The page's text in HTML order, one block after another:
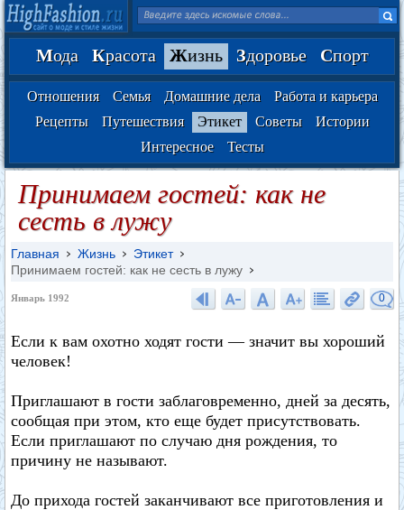
Мода Красота Жизнь Здоровье Спорт
Отношения Семья Домашние дела
Работа и карьера
Рецепты
Путешествия Этикет Советы
Истории
Интересное
Тесты
Принимаем гостей: как не
сесть в лужу
Главная Жизнь
Этикет
Принимаем гостей: как не сесть в лужу
Январь 1992 0
Если к вам охотно ходят гости — значит вы хороший
человек!
Приглашают в гости заблаговременно, дней за десять,
сообщая при этом, кто еще будет присутствовать.
Если приглашают по случаю дня рождения, то
причину не называют.
До прихода гостей заканчивают все приготовления и